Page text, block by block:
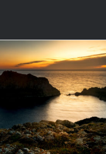
redes sociales